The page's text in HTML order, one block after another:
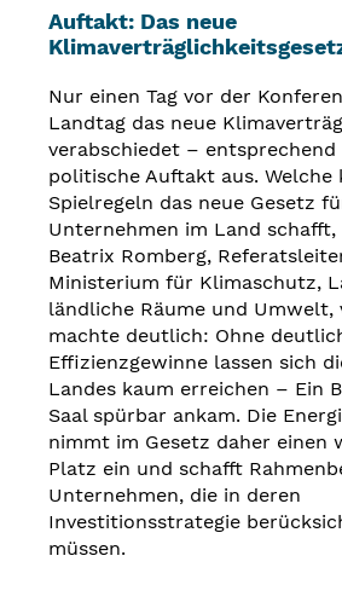
Auftakt: Das neue
Nur einen Tag vor der
Landtag das neue
verabschiedet –
politische Auftakt aus. Welche
Spielregeln das neue Gesetz
Unternehmen im Land
Beatrix Romberg,
Ministerium für Klimaschutz,
ländliche Räume und Umwelt,
machte deutlich: Ohne
Effizienzgewinne lassen sich
Landes kaum erreichen – Ein
Saal spürbar ankam. Die
nimmt im Gesetz daher einen
Platz ein und schafft
Unternehmen, die in deren
Investitionsstrategie
müssen.